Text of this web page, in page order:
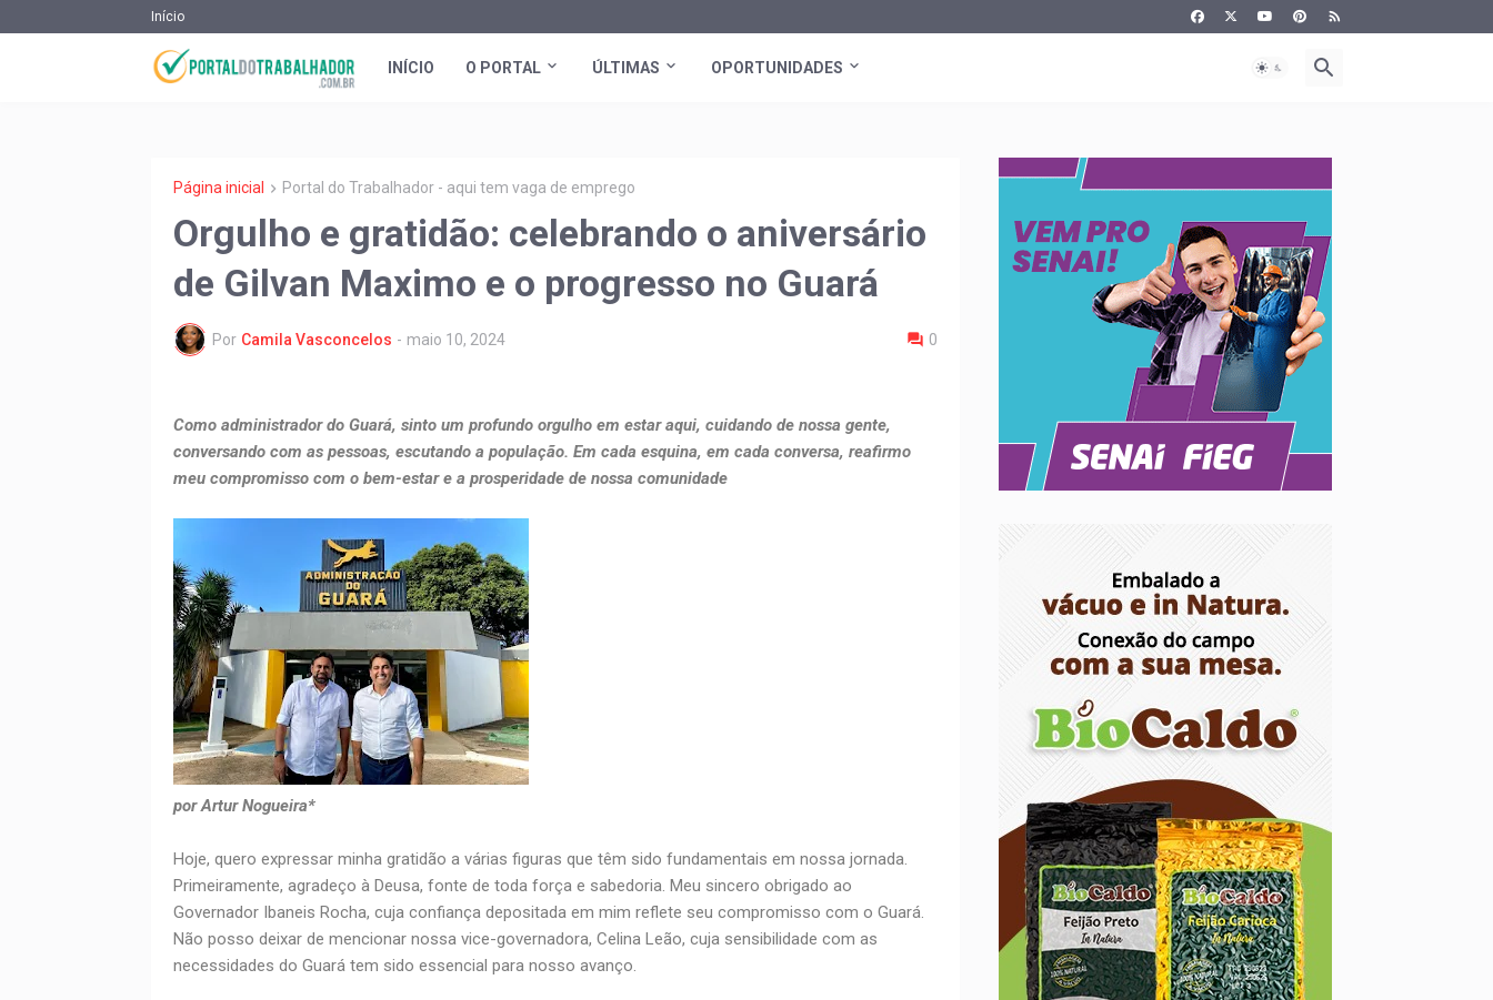
Início
INÍCIO O PORTAL ÚLTIMAS OPORTUNIDADES
Página inicial Portal do Trabalhador - aqui tem vaga de emprego
Orgulho e gratidão: celebrando o aniversário
de Gilvan Maximo e o progresso no Guará
Por Camila Vasconcelos - maio 10, 2024 0
Como administrador do Guará, sinto um profundo orgulho em estar aqui, cuidando de nossa gente,
conversando com as pessoas, escutando a população. Em cada esquina, em cada conversa, reafirmo
meu compromisso com o bem-estar e a prosperidade de nossa comunidade
por Artur Nogueira*
Hoje, quero expressar minha gratidão a várias figuras que têm sido fundamentais em nossa jornada.
Primeiramente, agradeço à Deusa, fonte de toda força e sabedoria. Meu sincero obrigado ao
Governador Ibaneis Rocha, cuja confiança depositada em mim reflete seu compromisso com o Guará.
Não posso deixar de mencionar nossa vice-governadora, Celina Leão, cuja sensibilidade com as
necessidades do Guará tem sido essencial para nosso avanço.